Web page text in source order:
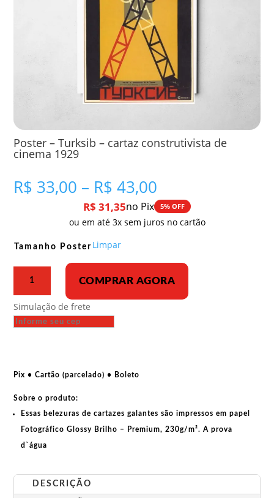
Poster – Turksib – cartaz construtivista de
cinema 1929
R$ 33,00 – R$ 43,00
de
preço:
R$ 33,00
R$ 31,35no Pix 5% OFF
ou em até 3x sem juros no cartão
Tamanho Poster Limpar
-
cartaz
cinema
quantidade
COMPRAR AGORA
Simulação de frete
Pix • Cartão (parcelado) • Boleto
Sobre o produto:
Essas belezuras de cartazes galantes são impressos em papel
Fotográfico Glossy Brilho – Premium, 230g/m². A prova
d`água
DESCRIÇÃO